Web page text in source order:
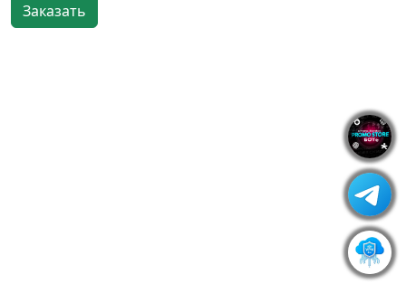
Заказать